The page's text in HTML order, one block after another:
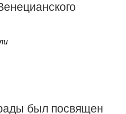
был посвящен